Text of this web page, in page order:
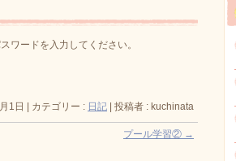
ワードを入力してください。
1日 カテゴリー : 日記 投稿者 : kuchinata
プール学習② →